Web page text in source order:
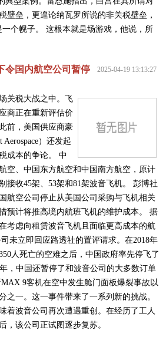
壁垒，更遑论纳瓦罗所说的非关税壁垒，
个幌子。 这根本就是场游戏，他说，所
2025-04-19 13:13:27
令国内航空公司暂停
关税大战之中。飞
商正在重新评估价
前，美国供应商豪
）还发起
成本的争论。 中
空、中国东方航空和中国南方航空，原计
接收45架、53架和81架波音飞机。 彭博社
航空公司停止从美国公司采购与飞机相关
预计将推高境内航班飞机的维护成本。 据
考虑向租赁波音飞机且面临更高成本的航
未立即回应路透社的置评请求。在2018年
人死亡的空难之后，中国政府率先停飞了
，中国还暂停了和波音公司的大多数订单
9客机在空中发生舱门面板爆裂事故以
之一。这一事件带来了一系列新的挑战。
着波音公司再次遭遇重创。在经历了工人
，该公司正试图逐步复苏。